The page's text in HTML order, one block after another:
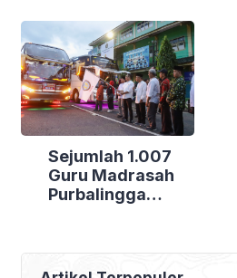
Kecamatan
Berdaya
Sejumlah 1.007
Guru Madrasah
Purbalingga
Purbalingga Beri
Dukungan Penuh